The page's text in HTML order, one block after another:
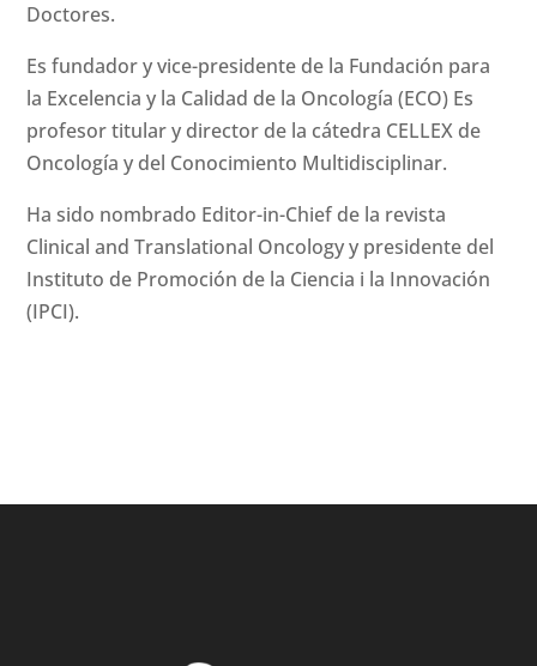
Doctores.
Es fundador y vice-presidente de la Fundación para
la Excelencia y la Calidad de la Oncología (ECO) Es
profesor titular y director de la cátedra CELLEX de
Oncología y del Conocimiento Multidisciplinar.
Ha sido nombrado Editor-in-Chief de la revista
Clinical and Translational Oncology y presidente del
Instituto de Promoción de la Ciencia i la Innovación
(IPCI).